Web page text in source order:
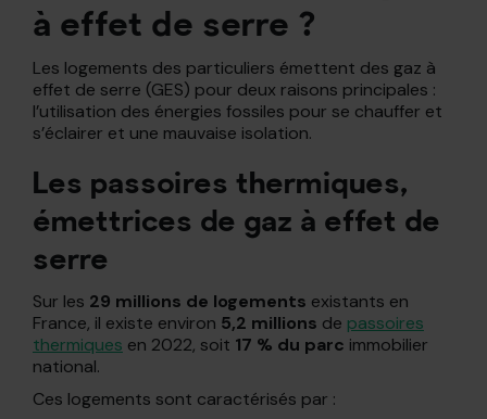
à effet de serre ?
Les logements des particuliers émettent des gaz à
effet de serre (GES) pour deux raisons principales :
l’utilisation des énergies fossiles pour se chauffer et
s’éclairer et une mauvaise isolation.
Les passoires thermiques,
émettrices de gaz à effet de
serre
Sur les 29 millions de logements existants en
France, il existe environ 5,2 millions de passoires
thermiques en 2022, soit 17 % du parc immobilier
national.
Ces logements sont caractérisés par :